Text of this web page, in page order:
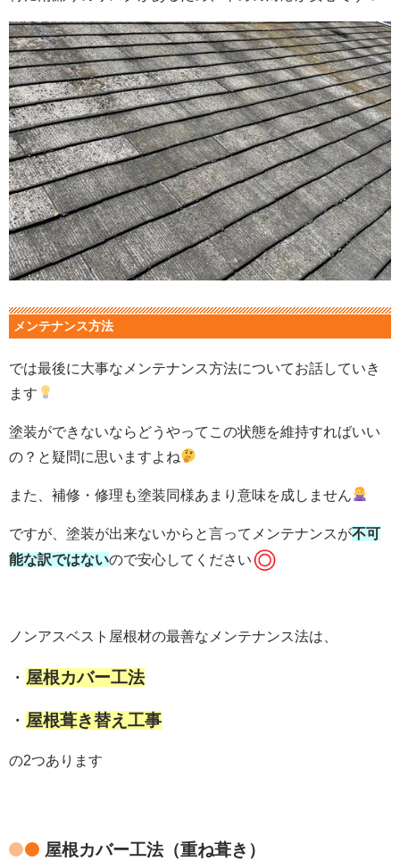
メンテナンス方法
では最後に大事なメンテナンス方法についてお話していき
ます
塗装ができないならどうやってこの状態を維持すればいい
の？と疑問に思いますよね
また、補修・修理も塗装同様あまり意味を成しません
ですが、塗装が出来ないからと言ってメンテナンスが不可
能な訳ではないので安心してください
ノンアスベスト屋根材の最善なメンテナンス法は、
・ 屋根カバー工法
・ 屋根葺き替え工事
の2つあります
屋根カバー工法（重ね葺き）